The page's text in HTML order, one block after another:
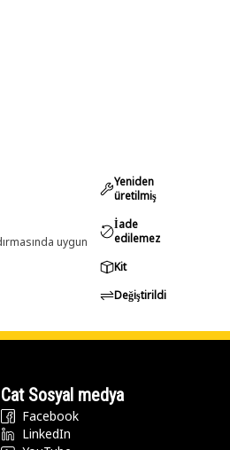
uygun
Yeniden
üretilmiş
İade
edilemez
Kit
Değiştirildi
Cat Sosyal medya
Facebook
LinkedIn